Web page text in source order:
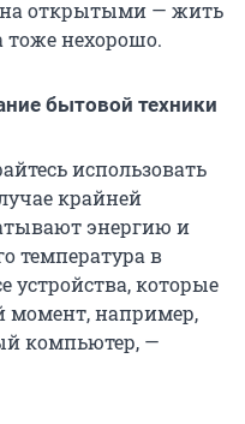
открытыми — жить
тоже нехорошо.
бытовой техники
использовать
крайней
энергию и
температура в
которые
момент, например,
компьютер, —